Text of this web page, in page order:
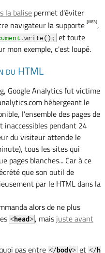
la balisepermet d'éviter
navigateur la supporte [NB3],
.write(); et toute
mon exemple, c'est loupé.
du HTML
Google Analytics fut victime
hébergeant le
l'ensemble des pages de
pendant 24
du visiteur attende le
tous les sites qui
pages blanches... Car à ce
que son outil de
par le HTML dans la
alors de ne plus
<head>, mais juste avant
pas entre </body>et </h